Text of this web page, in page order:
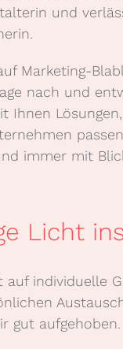
und
Marketing-
nach und
Ihnen
immer mit
Licht
auf individuelle
gut aufgehoben.